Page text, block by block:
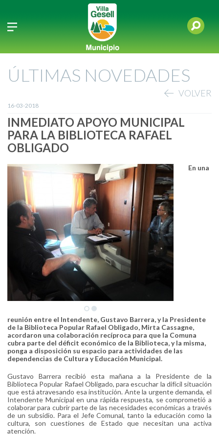
ÚLTIMAS NOVEDADES
VOLVER
16-03-2018
INMEDIATO APOYO MUNICIPAL
PARA LA BIBLIOTECA RAFAEL
OBLIGADO
En una
reunión entre el Intendente, Gustavo Barrera, y la Presidente
de la Biblioteca Popular Rafael Obligado, Mirta Cassagne,
acordaron una colaboración recíproca para que la Comuna
cubra parte del déficit económico de la Biblioteca, y la misma,
ponga a disposición su espacio para actividades de las
dependencias de Cultura y Educación Municipal.
Gustavo Barrera recibió esta mañana a la Presidente de la
Biblioteca Popular Rafael Obligado, para escuchar la difícil situación
que está atravesando esa institución. Ante la urgente demanda, el
Intendente Municipal en una rápida respuesta, se comprometió a
colaborar para cubrir parte de las necesidades económicas a través
de un subsidio. Para el Jefe Comunal, tanto la educación como la
cultura, son cuestiones de Estado que necesitan una activa
atención.